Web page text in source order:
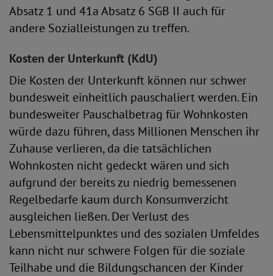
Absatz 1 und 41a Absatz 6 SGB II auch für
andere Sozialleistungen zu treffen.
Kosten der Unterkunft (KdU)
Die Kosten der Unterkunft können nur schwer
bundesweit einheitlich pauschaliert werden. Ein
bundesweiter Pauschalbetrag für Wohnkosten
würde dazu führen, dass Millionen Menschen ihr
Zuhause verlieren, da die tatsächlichen
Wohnkosten nicht gedeckt wären und sich
aufgrund der bereits zu niedrig bemessenen
Regelbedarfe kaum durch Konsumverzicht
ausgleichen ließen. Der Verlust des
Lebensmittelpunktes und des sozialen Umfeldes
kann nicht nur schwere Folgen für die soziale
Teilhabe und die Bildungschancen der Kinder